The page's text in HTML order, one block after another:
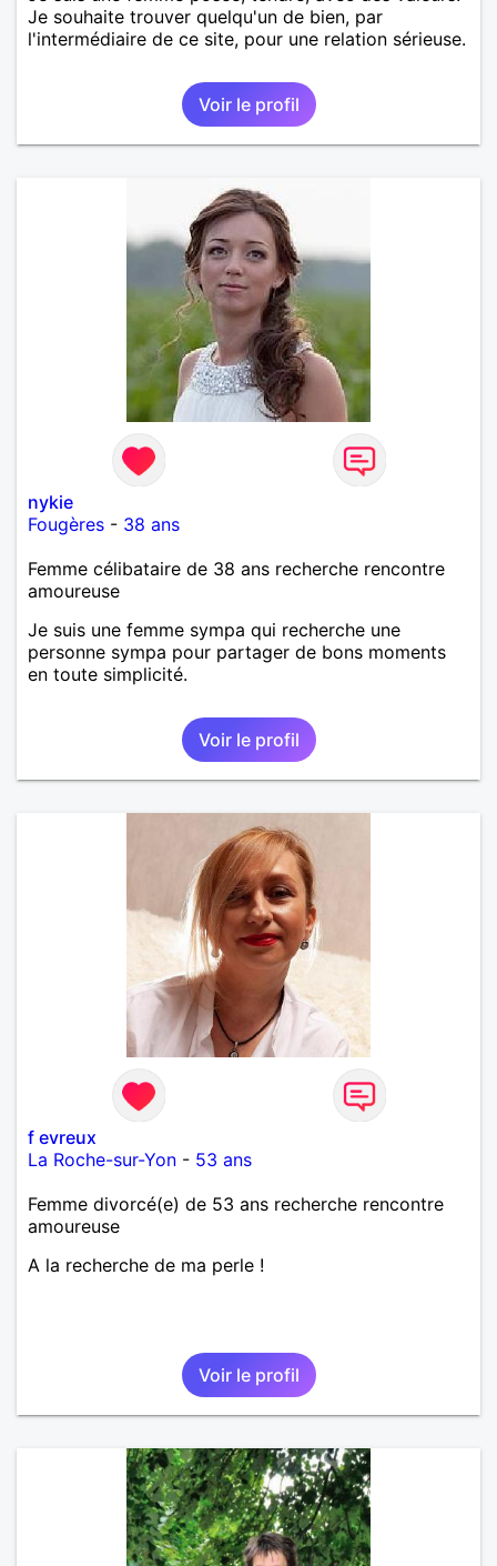
Je souhaite trouver quelqu'un de bien, par
l'intermédiaire de ce site, pour une relation sérieuse.
Voir le profil
nykie
Fougères - 38 ans
Femme célibataire de 38 ans recherche rencontre
amoureuse
Je suis une femme sympa qui recherche une
personne sympa pour partager de bons moments
en toute simplicité.
Voir le profil
f evreux
La Roche-sur-Yon - 53 ans
Femme divorcé(e) de 53 ans recherche rencontre
amoureuse
A la recherche de ma perle !
Voir le profil